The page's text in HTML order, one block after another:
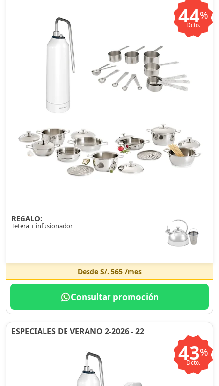
44%
Dcto.
REGALO:
Tetera + infusionador
Desde S/. 565/mes
Consultar promoción
ESPECIALES DE VERANO 2-2026 - 22
43%
Dcto.